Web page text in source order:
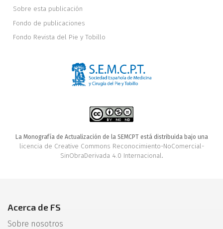
Sobre esta publicación
Fondo de publicaciones
Fondo Revista del Pie y Tobillo
La Monografía de Actualización de la SEMCPT está distribuida bajo una
licencia de Creative Commons Reconocimiento-NoComercial-
SinObraDerivada 4.0 Internacional.
Acerca de FS
Sobre nosotros